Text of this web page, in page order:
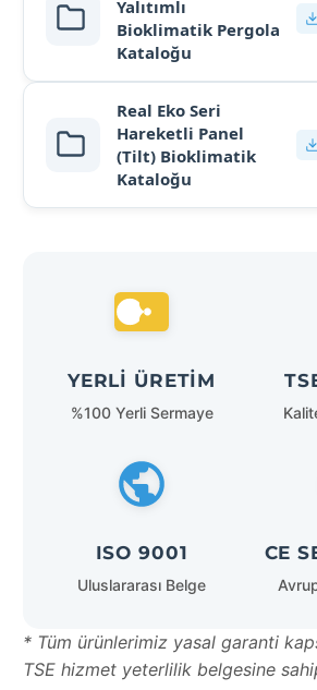
Yalıtımlı
Bioklimatik Pergola
Kataloğu
Real Eko Seri
Hareketli Panel
(Tilt) Bioklimatik
Kataloğu
YERLI ÜRETIM
%100 Yerli Sermaye
ISO 9001
Uluslararası Belge
CE
* Tüm ürünlerimiz yasal garanti
TSE hizmet yeterlilik belgesine